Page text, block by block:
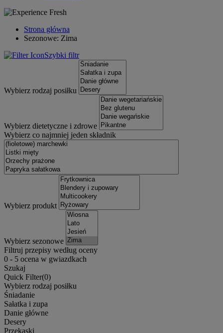
Strona główna
Sezonowe: Zima
Szybki filtr
Wybierz rodzaj posiłku
Wybierz dietetyczne i zdrowe
Wybierz co najmniej jeden składnik
Wybierz produkt
Wybierz sezonowe
Filtruj przepisy według oceny
0 - 5 ocena w gwiazdkach
Szukaj
Quick Filter(0)
Wybierz rodzaj posiłku
Śniadanie
Sałatka i zupa
Danie główne
Desery
Przekąski